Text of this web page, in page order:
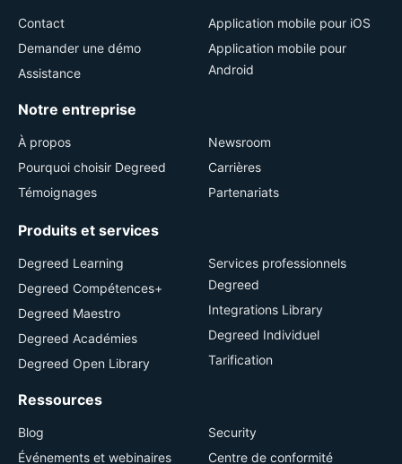
Contact
Demander une démo
Assistance
Application mobile pour iOS
Application mobile pour
Android
Notre entreprise
À propos
Pourquoi choisir Degreed
Témoignages
Newsroom
Carrières
Partenariats
Produits et services
Degreed Learning
Degreed Compétences+
Degreed Maestro
Degreed Académies
Degreed Open Library
Services professionnels
Degreed
Integrations Library
Degreed Individuel
Tarification
Ressources
Blog
Événements et webinaires
Security
Centre de conformité